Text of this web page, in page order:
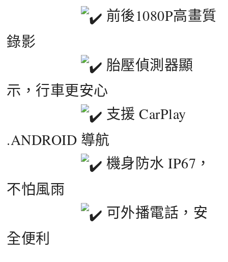
前後1080P高畫質
錄影
胎壓偵測器顯
示，行車更安心
支援 CarPlay
.ANDROID 導航
機身防水 IP67，
不怕風雨
可外播電話，安
全便利